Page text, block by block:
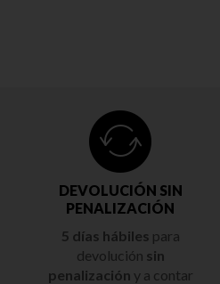
DEVOLUCIÓN SIN
PENALIZACIÓN
5 días hábiles para
devolución sin
penalización y a contar